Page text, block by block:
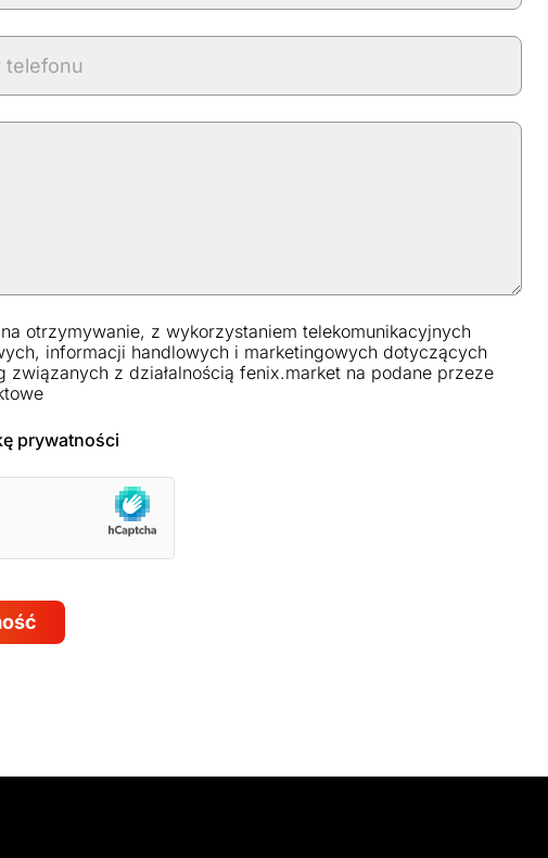
otrzymywanie, z wykorzystaniem telekomunikacyjnych
informacji handlowych i marketingowych dotyczących
związanych z działalnością fenix.market na podane przeze
prywatności